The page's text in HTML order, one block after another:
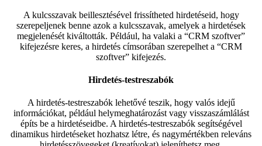
A kulcsszavak beillesztésével frissítheted hirdetéseid, hogy
szerepeljenek benne azok a kulcsszavak, amelyek a hirdetések
megjelenését kiváltották. Például, ha valaki a “CRM szoftver”
kifejezésre keres, a hirdetés címsorában szerepelhet a “CRM
szoftver” kifejezés.
Hirdetés-testreszabók
A hirdetés-testreszabók lehetővé teszik, hogy valós idejű
információkat, például helymeghatározást vagy visszaszámlálást
építs be a hirdetéseidbe. A hirdetés-testreszabók segítségével
dinamikus hirdetéseket hozhatsz létre, és nagymértékben releváns